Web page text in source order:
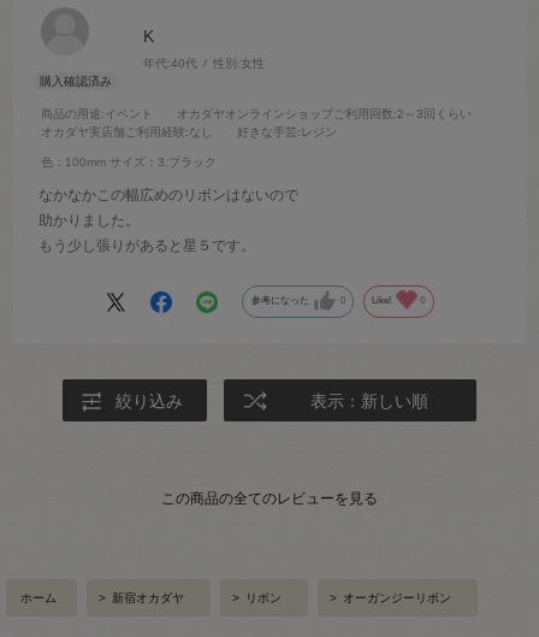
K
年代:40代 性別:女性
商品の用途:イベント オカダヤオンラインショップご利用回数:2～3回くらい
オカダヤ実店舗ご利用経験:なし 好きな手芸:レジン
色：100mm サイズ：3.ブラック
なかなかこの幅広めのリボンはないので
助かりました。
もう少し張りがあると星５です。
参考になった 0 Like! 0
絞り込み 表示：新しい順
この商品の全てのレビューを見る
ホーム > 新宿オカダヤ > リボン > オーガンジーリボン